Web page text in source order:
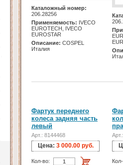
Каталожный номер:
206.28256
Применяемость: IVECO
EUROTECH, IVECO
EUROSTAR
Описание: COSPEL
Италия
Фартук переднего
колеса задняя часть
левый
Арт.: 8144468
Цена: 3 000.00 руб.
Кол-во: